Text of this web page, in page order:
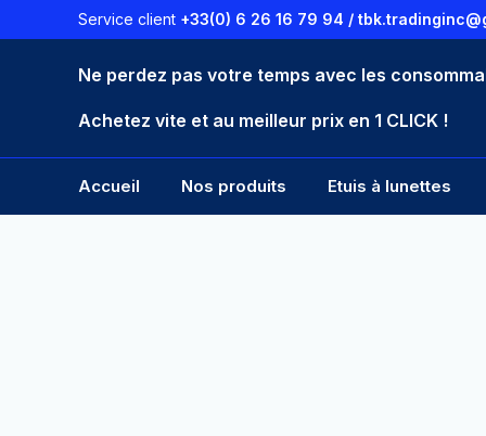
au
Service client +33(0) 6 26 16 79 94 /
Ne perdez pas votre temps avec les
Achetez vite et au meilleur prix en 1 CLICK !
Accueil Nos produits Etuis à lunettes